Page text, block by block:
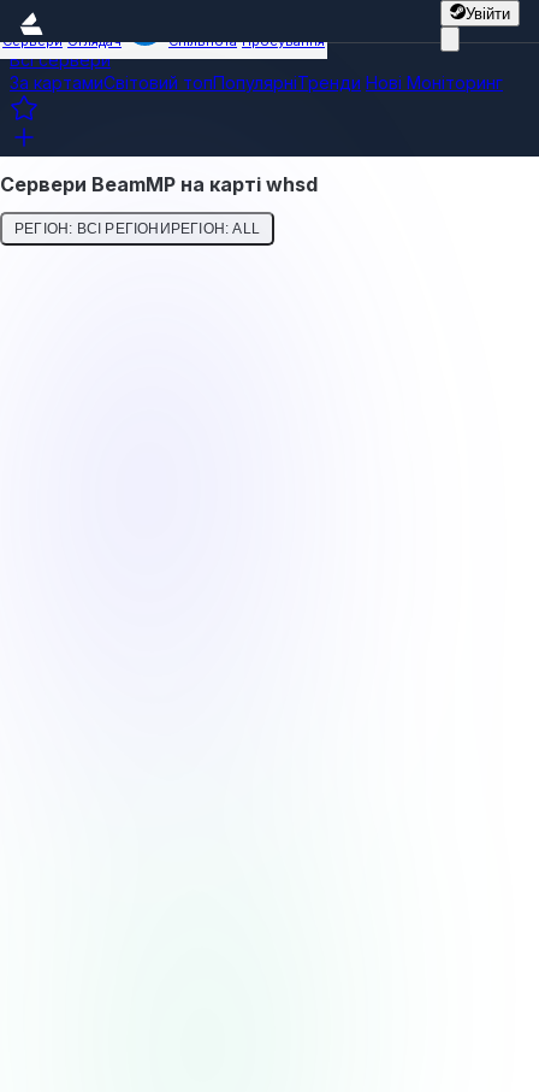
Увійти
Сервери Оглядач Спільнота Просування
Всі сервери
За картамиСвітовий топПопулярніТренди Нові Моніторинг
Сервери BeamMP на карті whsd
РЕГІОН: ВСІ РЕГІОНИРЕГІОН: ALL